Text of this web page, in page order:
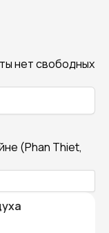
нет свободных
(Phan Thiet,